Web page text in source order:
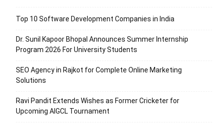
Top 10 Software Development Companies in India
Dr. Sunil Kapoor Bhopal Announces Summer Internship
Program 2026 For University Students
SEO Agency in Rajkot for Complete Online Marketing
Solutions
Ravi Pandit Extends Wishes as Former Cricketer for
Upcoming AIGCL Tournament